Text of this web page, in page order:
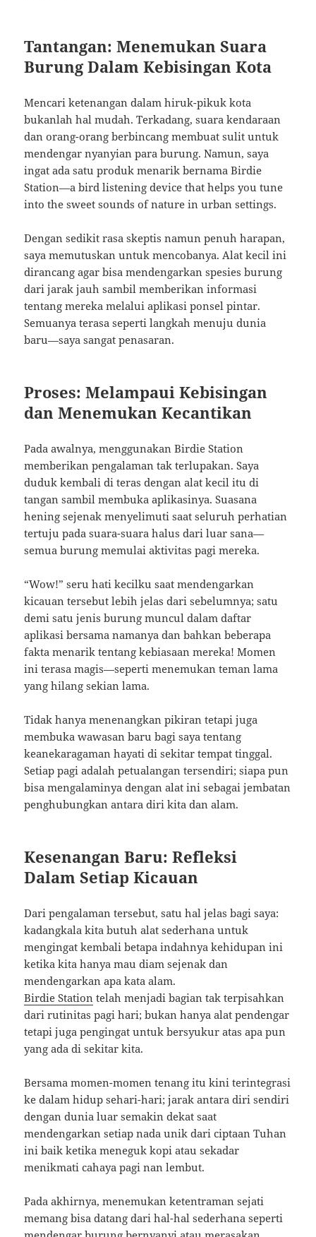
Tantangan: Menemukan Suara
Burung Dalam Kebisingan Kota
Mencari ketenangan dalam hiruk-pikuk kota
bukanlah hal mudah. Terkadang, suara kendaraan
dan orang-orang berbincang membuat sulit untuk
mendengar nyanyian para burung. Namun, saya
ingat ada satu produk menarik bernama Birdie
Station—a bird listening device that helps you tune
into the sweet sounds of nature in urban settings.
Dengan sedikit rasa skeptis namun penuh harapan,
saya memutuskan untuk mencobanya. Alat kecil ini
dirancang agar bisa mendengarkan spesies burung
dari jarak jauh sambil memberikan informasi
tentang mereka melalui aplikasi ponsel pintar.
Semuanya terasa seperti langkah menuju dunia
baru—saya sangat penasaran.
Proses: Melampaui Kebisingan
dan Menemukan Kecantikan
Pada awalnya, menggunakan Birdie Station
memberikan pengalaman tak terlupakan. Saya
duduk kembali di teras dengan alat kecil itu di
tangan sambil membuka aplikasinya. Suasana
hening sejenak menyelimuti saat seluruh perhatian
tertuju pada suara-suara halus dari luar sana—
semua burung memulai aktivitas pagi mereka.
“Wow!” seru hati kecilku saat mendengarkan
kicauan tersebut lebih jelas dari sebelumnya; satu
demi satu jenis burung muncul dalam daftar
aplikasi bersama namanya dan bahkan beberapa
fakta menarik tentang kebiasaan mereka! Momen
ini terasa magis—seperti menemukan teman lama
yang hilang sekian lama.
Tidak hanya menenangkan pikiran tetapi juga
membuka wawasan baru bagi saya tentang
keanekaragaman hayati di sekitar tempat tinggal.
Setiap pagi adalah petualangan tersendiri; siapa pun
bisa mengalaminya dengan alat ini sebagai jembatan
penghubungkan antara diri kita dan alam.
Kesenangan Baru: Refleksi
Dalam Setiap Kicauan
Dari pengalaman tersebut, satu hal jelas bagi saya:
kadangkala kita butuh alat sederhana untuk
mengingat kembali betapa indahnya kehidupan ini
ketika kita hanya mau diam sejenak dan
mendengarkan apa kata alam.
Birdie Station telah menjadi bagian tak terpisahkan
dari rutinitas pagi hari; bukan hanya alat pendengar
tetapi juga pengingat untuk bersyukur atas apa pun
yang ada di sekitar kita.
Bersama momen-momen tenang itu kini terintegrasi
ke dalam hidup sehari-hari; jarak antara diri sendiri
dengan dunia luar semakin dekat saat
mendengarkan setiap nada unik dari ciptaan Tuhan
ini baik ketika meneguk kopi atau sekadar
menikmati cahaya pagi nan lembut.
Pada akhirnya, menemukan ketentraman sejati
memang bisa datang dari hal-hal sederhana seperti